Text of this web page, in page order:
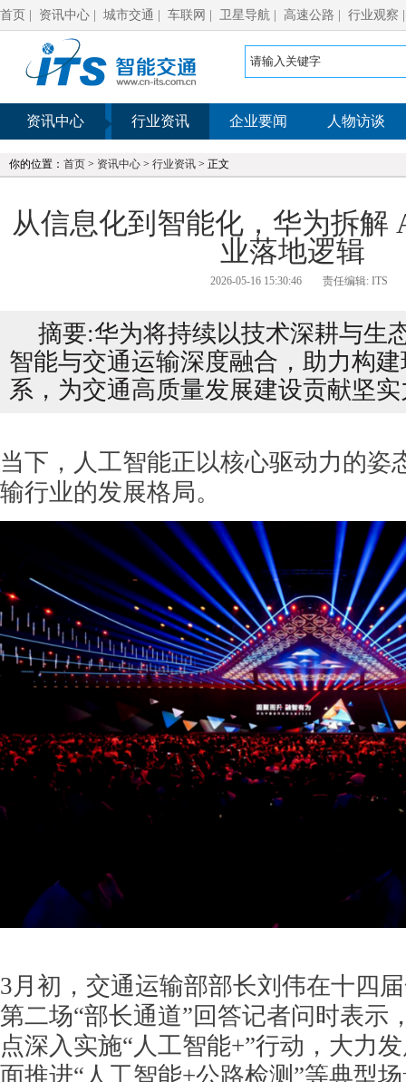
首页 资讯中心 城市交通 车联网 卫星导航 高速公路 行业观察
资讯中心 行业资讯 企业要闻 人物访谈
你的位置： 首页 > 资讯中心 > 行业资讯 > 正文
从信息化到智能化，华为拆解
业落地逻辑
2026-05-16 15:30:46 责任编辑: ITS
摘要:华为将持续以技术深耕与生
智能与交通运输深度融合，助力构
系，为交通高质量发展建设贡献坚
当下，人工智能正以核心驱动力的姿
输行业的发展格局。
3月初，交通运输部部长刘伟在十四
第二场“部长通道”回答记者问时表示
点深入实施“人工智能+”行动，大力
面推进“人工智能+公路检测”等典型
杨金才：民营企业撑起无人机和低空